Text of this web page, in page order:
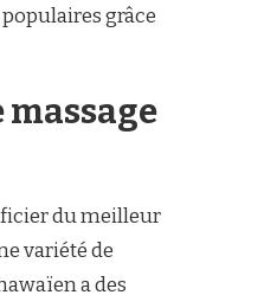
grâce
du meilleur
variété de
a des